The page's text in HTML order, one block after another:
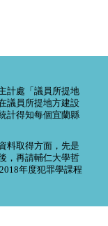
計處「議員所提地
議員所提地方建設
計得知每個宜蘭縣
料取得方面，先是
，再請輔仁大學哲
年度犯罪學課程